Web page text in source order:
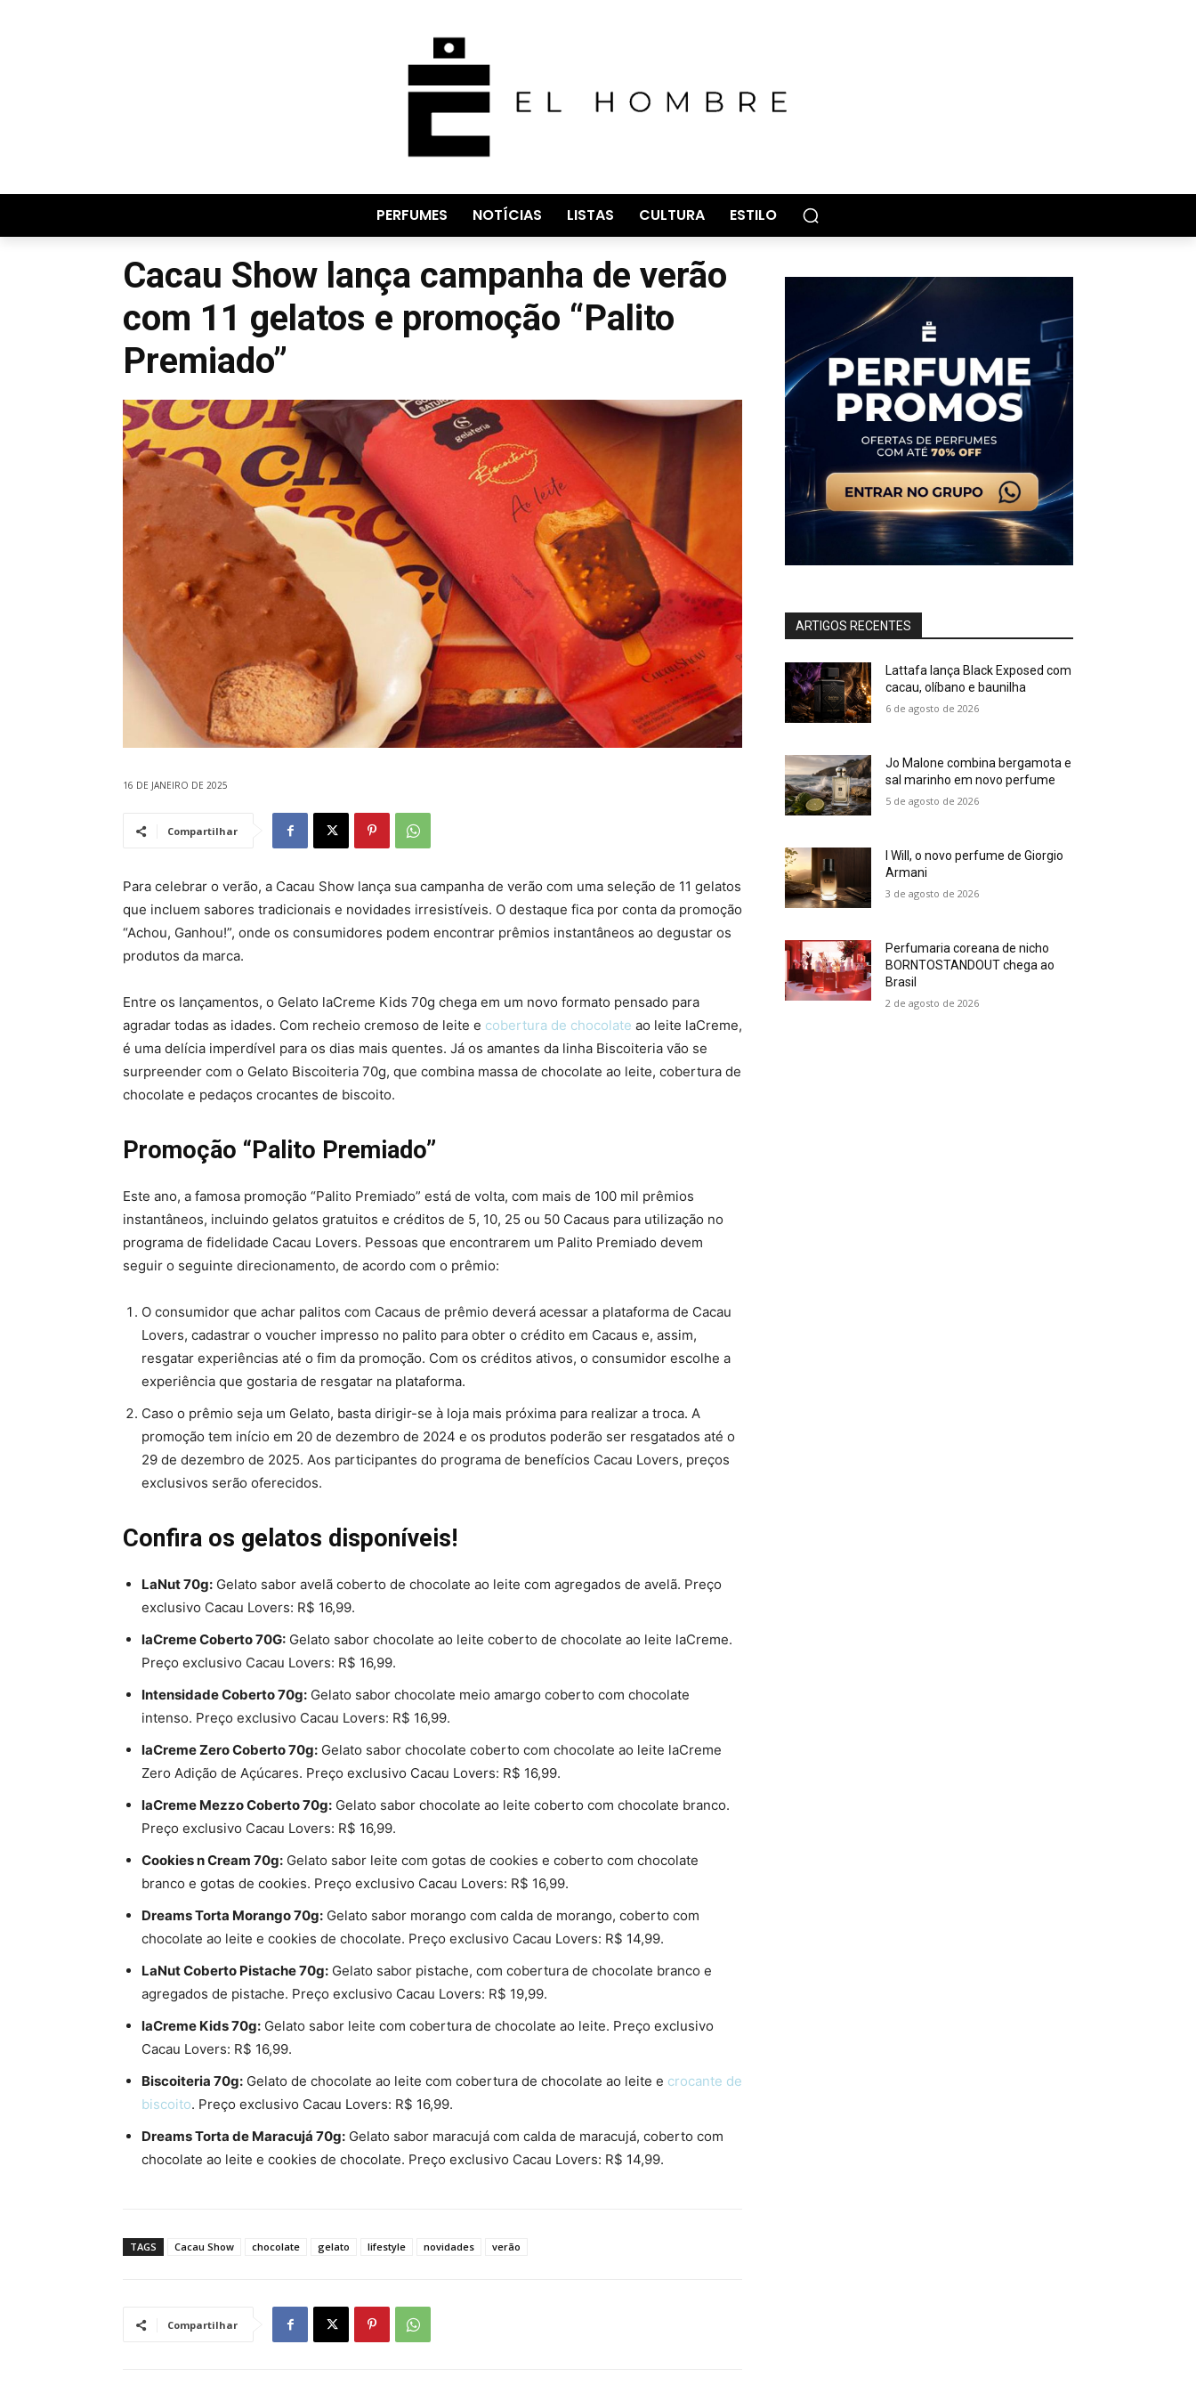
PERFUMES NOTÍCIAS LISTAS CULTURA ESTILO
Cacau Show lança campanha de verão
com 11 gelatos e promoção “Palito
Premiado”
16 DE JANEIRO DE 2025
Compartilhar
Para celebrar o verão, a Cacau Show lança sua campanha de verão com uma seleção de 11 gelatos
que incluem sabores tradicionais e novidades irresistíveis. O destaque fica por conta da promoção
“Achou, Ganhou!”, onde os consumidores podem encontrar prêmios instantâneos ao degustar os
produtos da marca.
Entre os lançamentos, o Gelato laCreme Kids 70g chega em um novo formato pensado para
agradar todas as idades. Com recheio cremoso de leite e cobertura de chocolate ao leite laCreme,
é uma delícia imperdível para os dias mais quentes. Já os amantes da linha Biscoiteria vão se
surpreender com o Gelato Biscoiteria 70g, que combina massa de chocolate ao leite, cobertura de
chocolate e pedaços crocantes de biscoito.
Promoção “Palito Premiado”
Este ano, a famosa promoção “Palito Premiado” está de volta, com mais de 100 mil prêmios
instantâneos, incluindo gelatos gratuitos e créditos de 5, 10, 25 ou 50 Cacaus para utilização no
programa de fidelidade Cacau Lovers. Pessoas que encontrarem um Palito Premiado devem
seguir o seguinte direcionamento, de acordo com o prêmio:
O consumidor que achar palitos com Cacaus de prêmio deverá acessar a plataforma de Cacau
Lovers, cadastrar o voucher impresso no palito para obter o crédito em Cacaus e, assim,
resgatar experiências até o fim da promoção. Com os créditos ativos, o consumidor escolhe a
experiência que gostaria de resgatar na plataforma.
Caso o prêmio seja um Gelato, basta dirigir-se à loja mais próxima para realizar a troca. A
promoção tem início em 20 de dezembro de 2024 e os produtos poderão ser resgatados até o
29 de dezembro de 2025. Aos participantes do programa de benefícios Cacau Lovers, preços
exclusivos serão oferecidos.
Confira os gelatos disponíveis!
LaNut 70g: Gelato sabor avelã coberto de chocolate ao leite com agregados de avelã. Preço
exclusivo Cacau Lovers: R$ 16,99.
laCreme Coberto 70G: Gelato sabor chocolate ao leite coberto de chocolate ao leite laCreme.
Preço exclusivo Cacau Lovers: R$ 16,99.
Intensidade Coberto 70g: Gelato sabor chocolate meio amargo coberto com chocolate
intenso. Preço exclusivo Cacau Lovers: R$ 16,99.
laCreme Zero Coberto 70g: Gelato sabor chocolate coberto com chocolate ao leite laCreme
Zero Adição de Açúcares. Preço exclusivo Cacau Lovers: R$ 16,99.
laCreme Mezzo Coberto 70g: Gelato sabor chocolate ao leite coberto com chocolate branco.
Preço exclusivo Cacau Lovers: R$ 16,99.
Cookies n Cream 70g: Gelato sabor leite com gotas de cookies e coberto com chocolate
branco e gotas de cookies. Preço exclusivo Cacau Lovers: R$ 16,99.
Dreams Torta Morango 70g: Gelato sabor morango com calda de morango, coberto com
chocolate ao leite e cookies de chocolate. Preço exclusivo Cacau Lovers: R$ 14,99.
LaNut Coberto Pistache 70g: Gelato sabor pistache, com cobertura de chocolate branco e
agregados de pistache. Preço exclusivo Cacau Lovers: R$ 19,99.
laCreme Kids 70g: Gelato sabor leite com cobertura de chocolate ao leite. Preço exclusivo
Cacau Lovers: R$ 16,99.
Biscoiteria 70g: Gelato de chocolate ao leite com cobertura de chocolate ao leite e crocante de
biscoito. Preço exclusivo Cacau Lovers: R$ 16,99.
Dreams Torta de Maracujá 70g: Gelato sabor maracujá com calda de maracujá, coberto com
chocolate ao leite e cookies de chocolate. Preço exclusivo Cacau Lovers: R$ 14,99.
TAGS Cacau Show chocolate gelato lifestyle novidades verão
Compartilhar
ARTIGOS RECENTES
Lattafa lança Black Exposed com
cacau, olíbano e baunilha
6 de agosto de 2026
Jo Malone combina bergamota e
sal marinho em novo perfume
5 de agosto de 2026
I Will, o novo perfume de Giorgio
Armani
3 de agosto de 2026
Perfumaria coreana de nicho
BORNTOSTANDOUT chega ao
Brasil
2 de agosto de 2026